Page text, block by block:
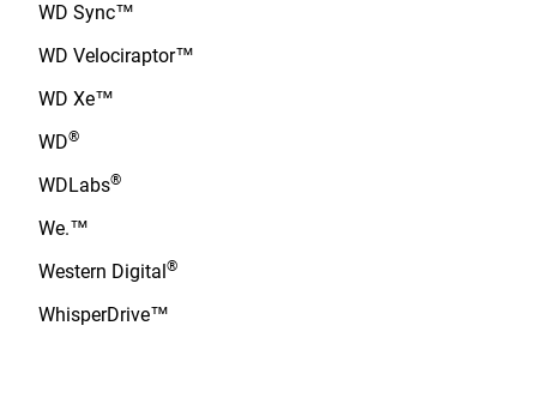
WD Sync™
WD Velociraptor™
WD Xe™
WD®
WDLabs®
We.™
Western Digital®
WhisperDrive™